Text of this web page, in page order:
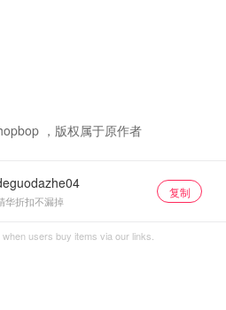
，版权属于原作者
华折扣不漏掉
复制
users buy items via our links.